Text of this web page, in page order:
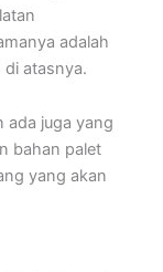
adalah
atasnya.
ada juga yang
bahan palet
yang akan